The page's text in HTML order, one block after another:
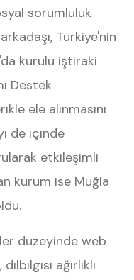
sorumluluk
Türkiye'nin
kurulu iştiraki
Destek
ele alınmasını
de içinde
etkileşimli
kurum ise Muğla
düzeyinde web
ağırlıklı